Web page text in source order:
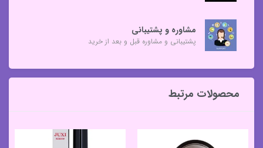
مشاوره و پشتیبانی
پشتیبانی و مشاوره قبل و بعد از خرید
محصولات مرتبط